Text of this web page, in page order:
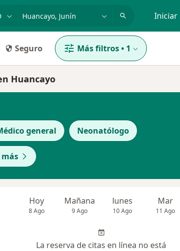
o nombre Iniciar
Seguro Más filtros• 1
Huancayo
general Neonatólogo
más
Hoy
8 Ago
Mañana
9 Ago
lunes
10 Ago
Mar
11 Ago
La reserva de citas en línea no está